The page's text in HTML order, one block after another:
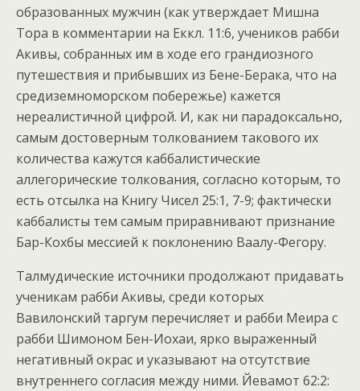
образованных мужчин (как утверждает Мишна
Тора в комментарии на Еккл. 11:6, учеников рабби
Акивы, собранных им в ходе его грандиозного
путешествия и прибывших из Бене-Берака, что на
средиземноморском побережье) кажется
нереалистичной цифрой. И, как ни парадоксально,
самым достоверным толкованием такового их
количества кажутся каббалистические
аллегорические толкования, согласно которым, то
есть отсылка на Книгу Чисел 25:1, 7-9; фактически
каббалисты тем самым приравнивают признание
Бар-Кохбы мессией к поклонению Ваалу-Фегору.
Талмудические источники продолжают придавать
ученикам рабби Акивы, среди которых
Вавилонский таргум перечисляет и рабби Меира с
рабби Шимоном Бен-Иохаи, ярко выраженный
негативный окрас и указывают на отсутствие
внутреннего согласия между ними. Йевамот 62:2: